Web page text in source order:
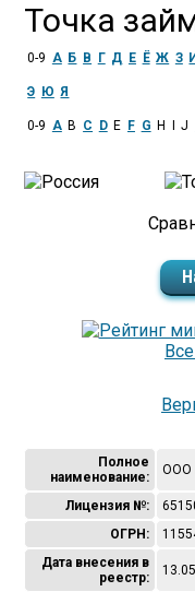
Точка
0-9 А Б В Г Д Е Ё Ж З И
Э Ю Я
0-9 A B C D E F G H J
Полное
наименование:
ООО
Лицензия №:
ОГРН:
Дата внесения в
реестр: